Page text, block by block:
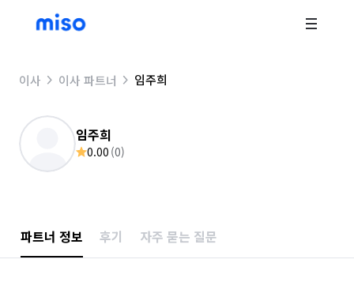
이사 이사 파트너 임주희
임주희
0.00 (0)
파트너 정보 후기 자주 묻는 질문